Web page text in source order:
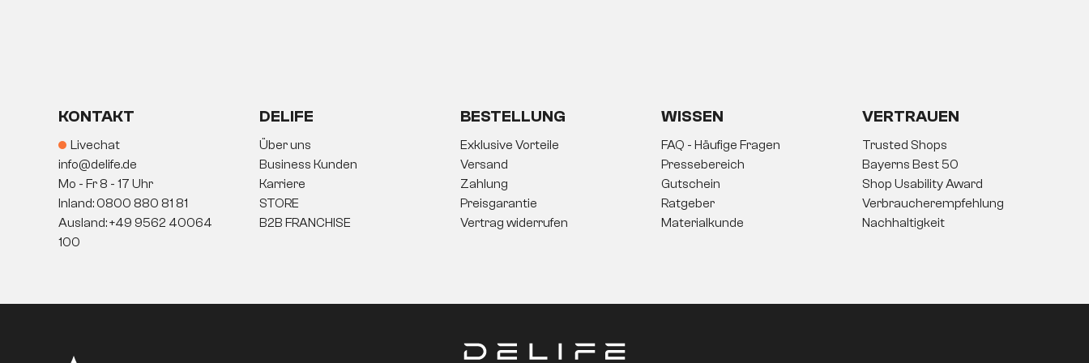
KONTAKT
Livechat
info@delife.de
Mo - Fr 8 - 17 Uhr
Inland: 0800 880 81 81
Ausland: +49 9562 40064
100
DELIFE
Über uns
Business Kunden
Karriere
STORE
B2B FRANCHISE
BESTELLUNG
Exklusive Vorteile
Versand
Zahlung
Preisgarantie
Vertrag widerrufen
WISSEN
FAQ - Häufige Fragen
Pressebereich
Gutschein
Ratgeber
Materialkunde
VERTRAUEN
Trusted Shops
Bayerns Best 50
Shop Usability Award
Verbraucherempfehlung
Nachhaltigkeit